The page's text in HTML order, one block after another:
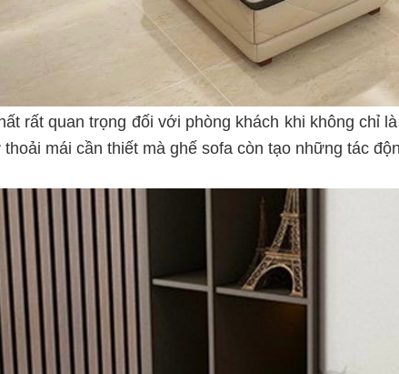
rất quan trọng đối với phòng khách khi không chỉ
mái cần thiết mà ghế sofa còn tạo những tác